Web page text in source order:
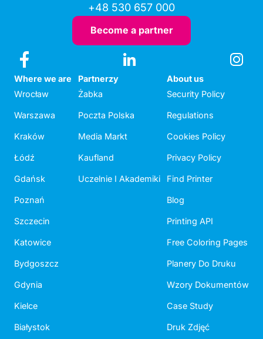
+48 530 657 000
Become a partner
Where we are
Wrocław
Warszawa
Kraków
Łódź
Gdańsk
Poznań
Szczecin
Katowice
Bydgoszcz
Gdynia
Kielce
Białystok
Partnerzy
Żabka
Poczta Polska
Media Markt
Kaufland
Uczelnie I Akademiki
About us
Security Policy
Regulations
Cookies Policy
Privacy Policy
Find Printer
Blog
Printing API
Free Coloring Pages
Planery Do Druku
Wzory Dokumentów
Case Study
Druk Zdjęć